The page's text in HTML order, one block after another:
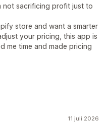
not sacrificing profit just to
store and want a smarter
your pricing, this app is
me time and made pricing
11 juli 2026